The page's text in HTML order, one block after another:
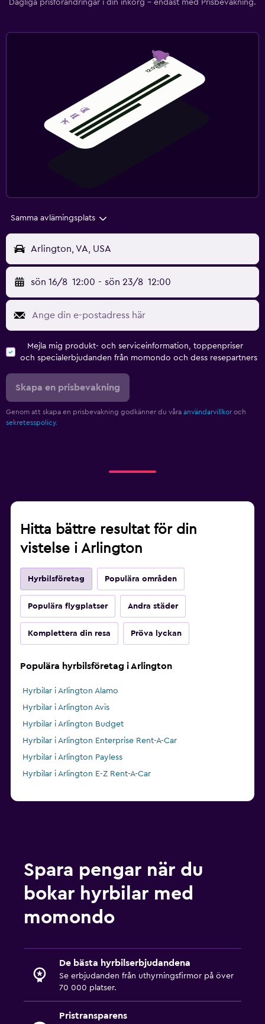
Dagliga prisförändringar i din inkorg – endast med Prisbevakning.
Samma avlämingsplats
Arlington, VA, USA
sön 16/8 12:00 - sön 23/8 12:00
Mejla mig produkt- och serviceinformation, toppenpriser
och specialerbjudanden från momondo och dess resepartners
Skapa en prisbevakning
Genom att skapa en prisbevakning godkänner du våra användarvillkor och
sekretesspolicy.
Hitta bättre resultat för din
vistelse i Arlington
Hyrbilsföretag Populära områden
Populära flygplatser Andra städer
Komplettera din resa Pröva lyckan
Populära hyrbilsföretag i Arlington
Hyrbilar i Arlington Alamo
Hyrbilar i Arlington Avis
Hyrbilar i Arlington Budget
Hyrbilar i Arlington Enterprise Rent-A-Car
Hyrbilar i Arlington Payless
Hyrbilar i Arlington E-Z Rent-A-Car
Spara pengar när du
bokar hyrbilar med
momondo
De bästa hyrbilserbjudandena
Se erbjudanden från uthyrningsfirmor på över
70 000 platser.
Pristransparens